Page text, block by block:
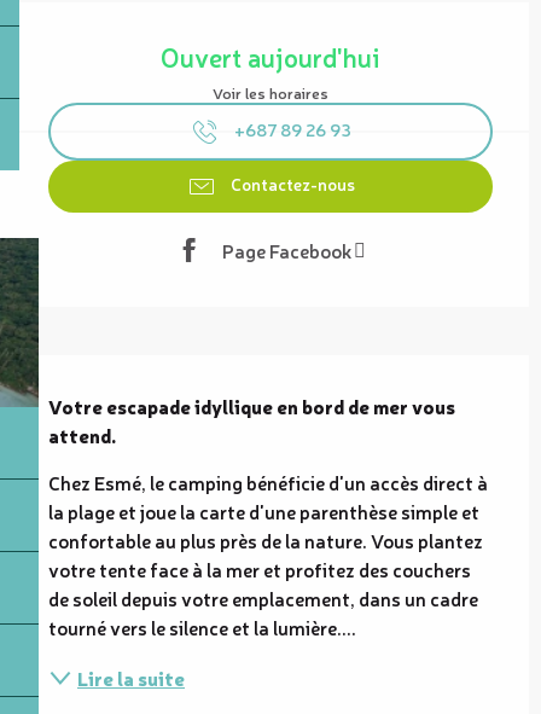
Ouverture et coordonnées
Ouvert aujourd'hui
Voir les horaires
+687 89 26 93
Contactez-nous
Page Facebook
Description
Votre escapade idyllique en bord de mer vous
attend.
Chez Esmé, le camping bénéficie d'un accès direct à
la plage et joue la carte d'une parenthèse simple et
confortable au plus près de la nature. Vous plantez
votre tente face à la mer et profitez des couchers
de soleil depuis votre emplacement, dans un cadre
tourné vers le silence et la lumière....
Lire la suite